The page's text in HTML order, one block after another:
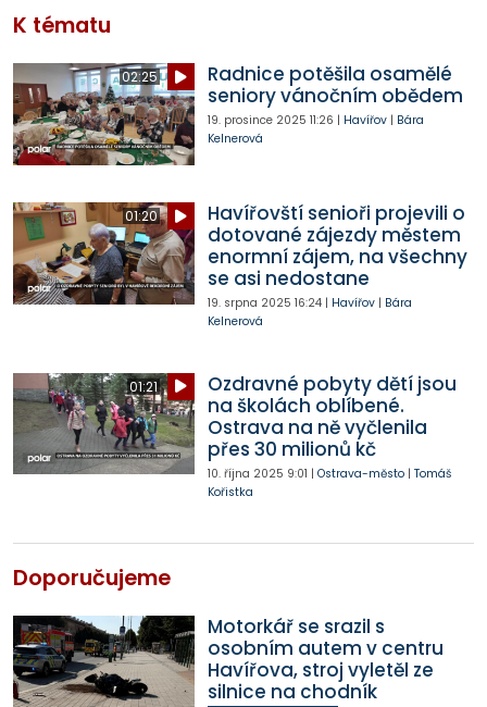
K tématu
02:25
Radnice potěšila osamělé
seniory vánočním obědem
19. prosince 2025 11:26 | Havířov| Bára
Kelnerová
01:20
Havířovští senioři projevili o
dotované zájezdy městem
enormní zájem, na všechny
se asi nedostane
19. srpna 2025 16:24| Havířov| Bára
Kelnerová
01:21
Ozdravné pobyty dětí jsou
na školách oblíbené.
Ostrava na ně vyčlenila
přes 30 milionů kč
10. října 2025 9:01 | Ostrava-město| Tomáš
Kořistka
Doporučujeme
Motorkář se srazil s
osobním autem v centru
Havířova, stroj vyletěl ze
silnice na chodník